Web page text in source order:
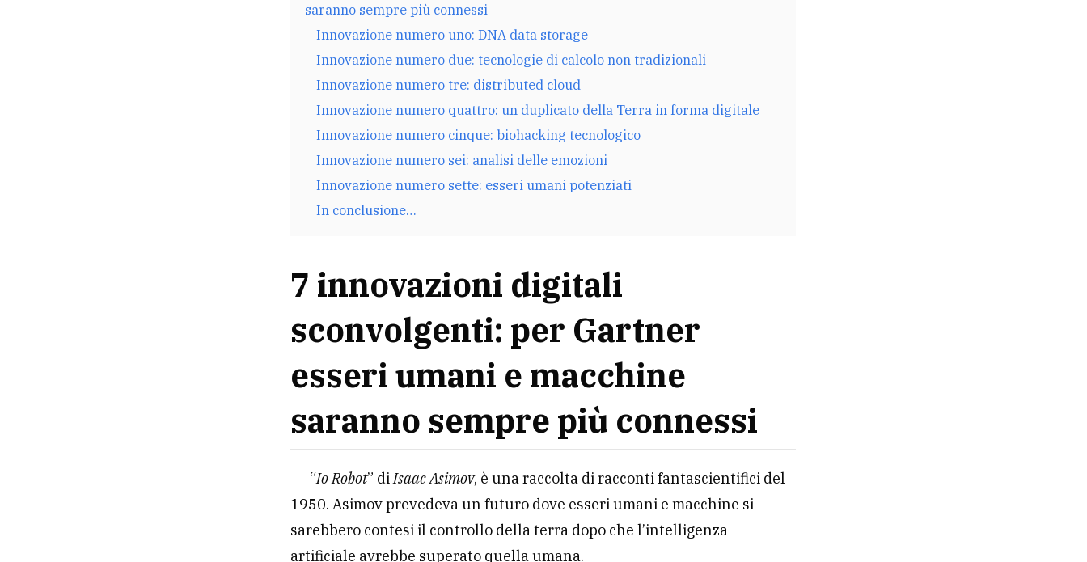
saranno sempre più connessi
Innovazione numero uno: DNA data storage
Innovazione numero due: tecnologie di calcolo non tradizionali
Innovazione numero tre: distributed cloud
Innovazione numero quattro: un duplicato della Terra in forma digitale
Innovazione numero cinque: biohacking tecnologico
Innovazione numero sei: analisi delle emozioni
Innovazione numero sette: esseri umani potenziati
In conclusione…
7 innovazioni digitali
sconvolgenti: per Gartner
esseri umani e macchine
saranno sempre più connessi
“Io Robot” diIsaac Asimov, è una raccolta di racconti fantascientifici del
1950. Asimov prevedeva un futuro dove esseri umani e macchine si
sarebbero contesi il controllo della terra dopo che l’intelligenza
artificiale avrebbe superato quella umana.